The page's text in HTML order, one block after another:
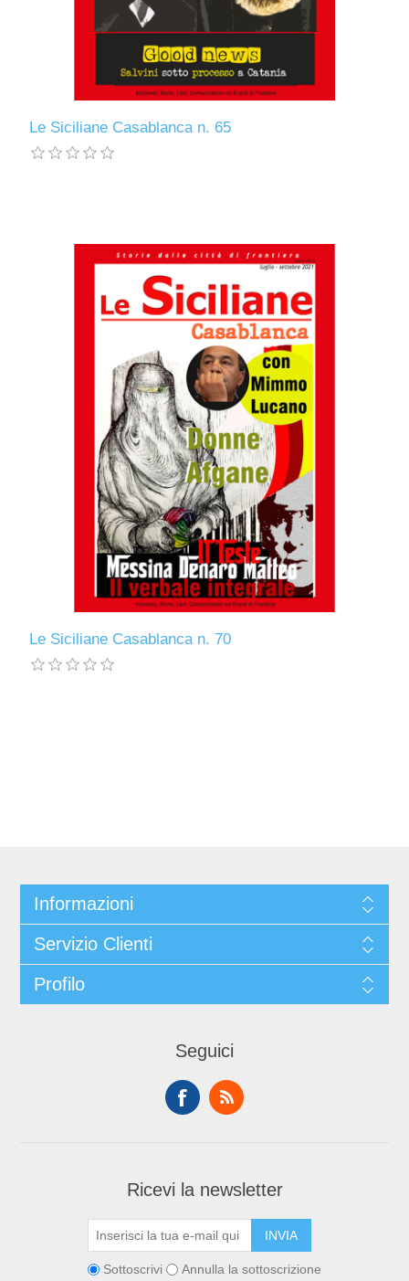
Le Siciliane Casablanca n. 65
Le Siciliane Casablanca n. 70
Informazioni
Servizio Clienti
Profilo
Seguici
Ricevi la newsletter
Sottoscrivi Annulla la sottoscrizione